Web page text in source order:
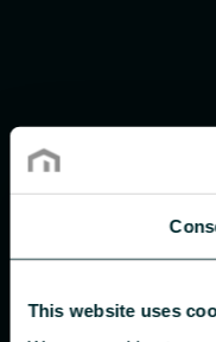
This website uses